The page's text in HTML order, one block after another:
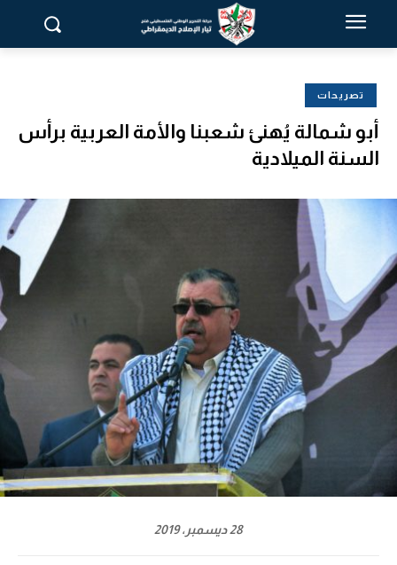
تصريحات
أبو شمالة يُهنئ شعبنا والأمة العربية برأس
السنة الميلادية
28 ديسمبر، 2019